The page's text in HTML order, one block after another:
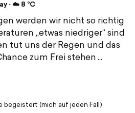
⋅ ☁️ 8 °C
werden wir nicht so richtig
„etwas niedriger“ sind
tut uns der Regen und das
zum Frei stehen
begeistert (mich auf jeden Fall)